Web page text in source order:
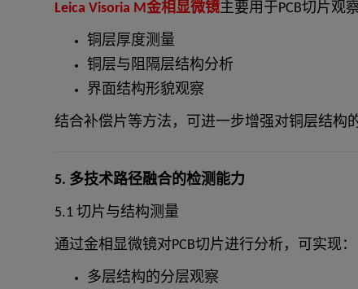
Leica Visoria M金相显微镜主要用于PCB切片观
铜层厚度测量
铜层与阻隔层结构分析
界面结构形貌观察
结合补偿片等方法，可进一步增强对铜层结构
5. 多技术路径融合的检测能力
5.1 切片与结构测量
通过金相显微镜对PCB切片进行分析，可实现：
多层结构的分层观察